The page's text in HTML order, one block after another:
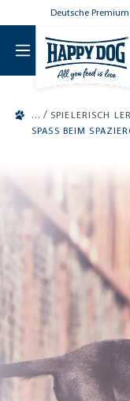
springen
Deutsche
/ SPIELERISCH
SPASS BEIM